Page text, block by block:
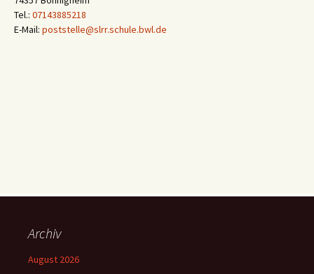
Tel.: 07143885218
E-Mail: poststelle@slrr.schule.bwl.de
Archiv
August 2026